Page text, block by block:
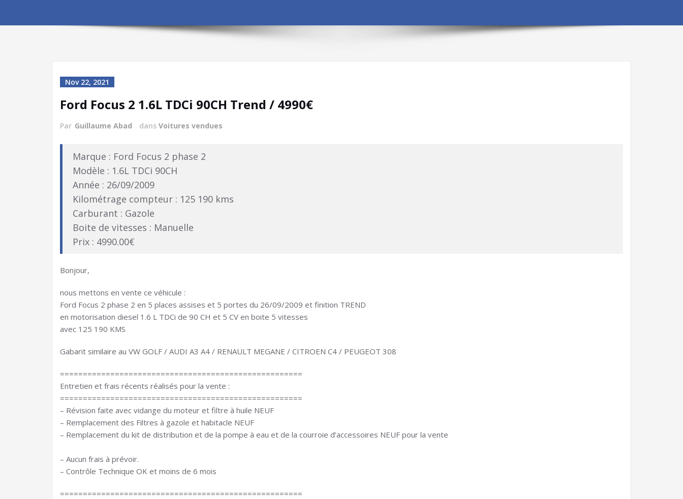
Nov 22, 2021
Ford Focus 2 1.6L TDCi 90CH Trend / 4990€
Par Guillaume Abad dans Voitures vendues
Marque : Ford Focus 2 phase 2
Modèle : 1.6L TDCi 90CH
Année : 26/09/2009
Kilométrage compteur : 125 190 kms
Carburant : Gazole
Boite de vitesses : Manuelle
Prix : 4990.00€
Bonjour,
nous mettons en vente ce véhicule :
Ford Focus 2 phase 2 en 5 places assises et 5 portes du 26/09/2009 et finition TREND
en motorisation diesel 1.6 L TDCi de 90 CH et 5 CV en boite 5 vitesses
avec 125 190 KMS
Gabarit similaire au VW GOLF / AUDI A3 A4 / RENAULT MEGANE / CITROEN C4 / PEUGEOT 308
=====================================================
Entretien et frais récents réalisés pour la vente :
=====================================================
– Révision faite avec vidange du moteur et filtre à huile NEUF
– Remplacement des Filtres à gazole et habitacle NEUF
– Remplacement du kit de distribution et de la pompe à eau et de la courroie d’accessoires NEUF pour la vente
– Aucun frais à prévoir.
– Contrôle Technique OK et moins de 6 mois
=====================================================